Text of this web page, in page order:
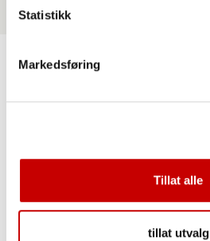
Statistikk
Markedsføring
Tillat alle
tillat utvalg
Postboks 1911, Nordnes